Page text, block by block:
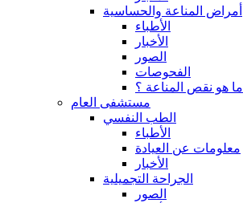
أمراض المناعة والحساسية
الأطباء
الأخبار
الصور
الفحوصات
ما هو نقص المناعة ؟
مستشفى العام
الطب النفسي
الأطباء
معلومات عن العيادة
الأخبار
الجراحة التجميلية
الصور